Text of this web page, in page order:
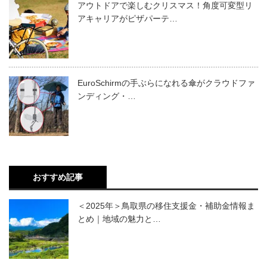
アウトドアで楽しむクリスマス！角度可変型リ
アキャリアがピザパーテ…
EuroSchirmの手ぶらになれる傘がクラウドファ
ンディング・…
おすすめ記事
＜2025年＞鳥取県の移住支援金・補助金情報ま
とめ｜地域の魅力と…